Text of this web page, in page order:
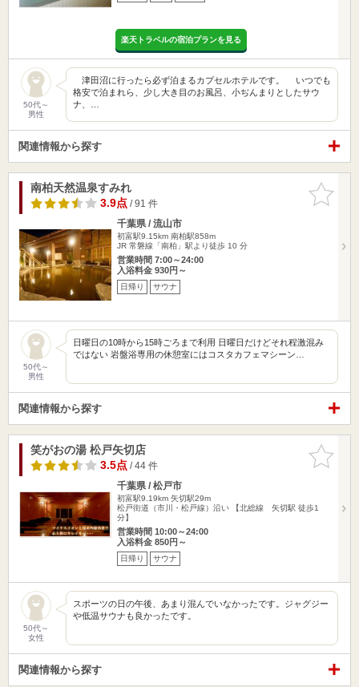
楽天トラベルの宿泊プランを見る
50代～
男性
津田沼に行ったら必ず泊まるカプセルホテルです。 いつでも
格安で泊まれら、少し大き目のお風呂、小ぢんまりとしたサウ
ナ、…
関連情報から探す
お気に入
りに追加
南柏天然温泉すみれ
3.9点/ 91 件
千葉県 / 流山市
初富駅9.15km 南柏駅858m
JR 常磐線「南柏」駅より徒歩 10 分
営業時間 7:00～24:00
入浴料金 930円～
日帰り サウナ
50代～
男性
日曜日の10時から15時ごろまで利用 日曜日だけどそれ程激混み
ではない 岩盤浴専用の休憩室にはコスタカフェマシーン…
関連情報から探す
お気に入
りに追加
笑がおの湯 松戸矢切店
3.5点/ 44 件
千葉県 / 松戸市
初富駅9.19km 矢切駅29m
松戸街道（市川・松戸線）沿い 【北総線 矢切駅 徒歩1
分】
営業時間 10:00～24:00
入浴料金 850円～
日帰り サウナ
50代～
女性
スポーツの日の午後、あまり混んでいなかったです。ジャグジー
や低温サウナも良かったです。
関連情報から探す